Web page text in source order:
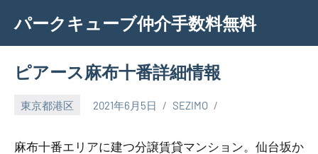
content
パークキューブ仲介手数料無料
ピアース麻布十番詳細情報
東京都港区 2021年6月5日 SEZIMO
麻布十番エリアに建つ分譲賃貸マンション。仙台坂か